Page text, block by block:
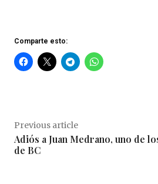
Comparte esto:
Previous article
Adiós a Juan Medrano, uno de
de BC